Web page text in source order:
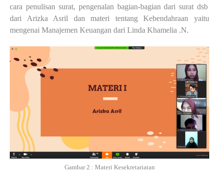
cara penulisan surat, pengenalan bagian-bagian dari surat dsb
dari Arizka Asril danmateri tentang Kebendahraan yaitu
mengenai Manajemen Keuangan dari Linda Khamelia .N.
Gambar 2 : Materi Kesekretariatan